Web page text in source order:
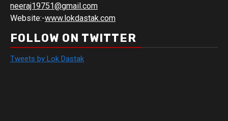
neeraj19751@gmail.com
Website:-www.lokdastak.com
FOLLOW ON TWITTER
Tweets by Lok Dastak